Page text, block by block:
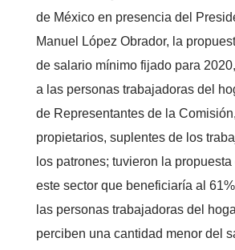
de México en presencia del
Manuel López Obrador, la
de salario mínimo fijado para
a las personas trabajadoras del
de Representantes de la
propietarios, suplentes de los
los patrones; tuvieron la
este sector que beneficiaría al
las personas trabajadoras del
perciben una cantidad menor del